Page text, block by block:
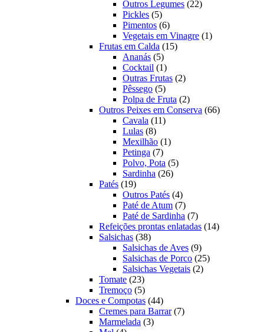
produtos
Outros Legumes 2222
Pickles 55
produtos
Pimentos 66
produtos
Vegetais em Vinagre 11
Frutas em Calda 1515
Ananás 55
produtos
Cocktail 11
produto
Outras Frutas 22
Pêssego 55
produtos
Polpa de Fruta 22
produtos
Outros Peixes em Conserva 6666
Cavala 1111
Lulas 88
produtos
Mexilhão 11
Petinga 77
produtos
Polvo, Pota 55
Sardinha 2626
Patés 1919
produtos
Outros Patés 44
produtos
Paté de Atum 77
produtos
Paté de Sardinha 77
produtos
Refeições prontas enlatadas 1414
Salsichas 3838
produtos
Salsichas de Aves 99
produtos
Salsichas de Porco 2525
Salsichas Vegetais 22
Tomate 2323
produtos
Tremoço 55
produtos
Doces e Compotas 4444
produtos
Cremes para Barrar 77
Marmelada 33